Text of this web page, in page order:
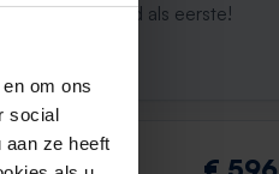
om ons
social
aan ze heeft
ben je altijd als eerste!